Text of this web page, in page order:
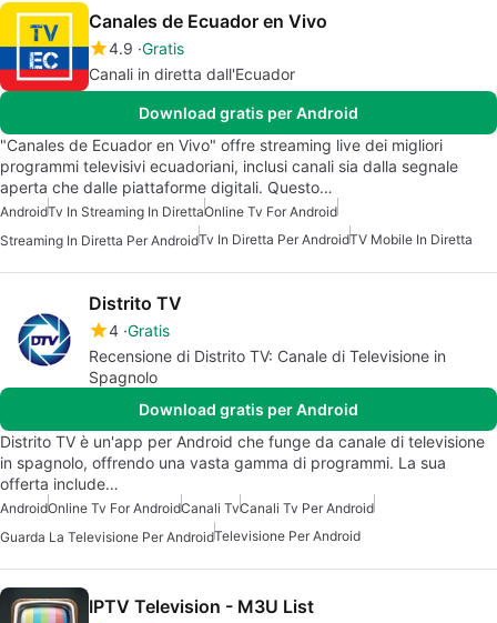
Canales de Ecuador en Vivo
4.9 Gratis
Canali in diretta dall'Ecuador
Download gratis per Android
"Canales de Ecuador en Vivo" offre streaming live dei migliori
programmi televisivi ecuadoriani, inclusi canali sia dalla segnale
aperta che dalle piattaforme digitali. Questo…
AndroidTv In Streaming In DirettaOnline Tv For Android
Streaming In Diretta Per AndroidTv In Diretta Per AndroidTV Mobile In Diretta
Distrito TV
4 Gratis
Recensione di Distrito TV: Canale di Televisione in
Spagnolo
Download gratis per Android
Distrito TV è un'app per Android che funge da canale di televisione
in spagnolo, offrendo una vasta gamma di programmi. La sua
offerta include…
AndroidOnline Tv For AndroidCanali TvCanali Tv Per Android
Guarda La Televisione Per AndroidTelevisione Per Android
IPTV Television - M3U List